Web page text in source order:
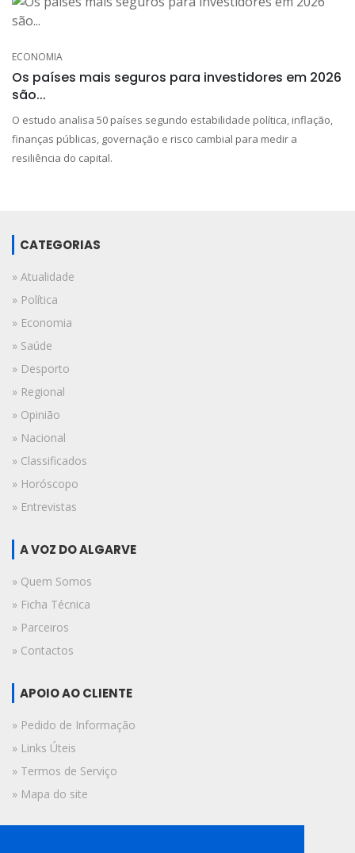
ECONOMIA
Os países mais seguros para investidores em 2026
são...
O estudo analisa 50 países segundo estabilidade política, inflação,
finanças públicas, governação e risco cambial para medir a
resiliência do capital.
CATEGORIAS
» Atualidade
» Política
» Economia
» Saúde
» Desporto
» Regional
» Opinião
» Nacional
» Classificados
» Horóscopo
» Entrevistas
A VOZ DO ALGARVE
» Quem Somos
» Ficha Técnica
» Parceiros
» Contactos
APOIO AO CLIENTE
» Pedido de Informação
» Links Úteis
» Termos de Serviço
» Mapa do site